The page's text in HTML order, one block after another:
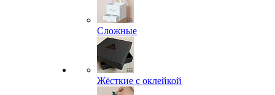
Сложные
Жёсткие с оклейкой